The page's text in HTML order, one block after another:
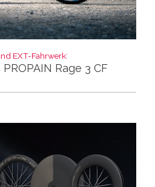
EXT-Fahrwerk:
Rage 3 CF